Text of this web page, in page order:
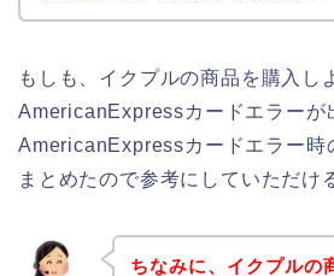
もしも、イクプルの商品を購入し
AmericanExpressカードエラーが
AmericanExpressカードエラー時
まとめたので参考にしていただけ
ちなみに、イクプルの